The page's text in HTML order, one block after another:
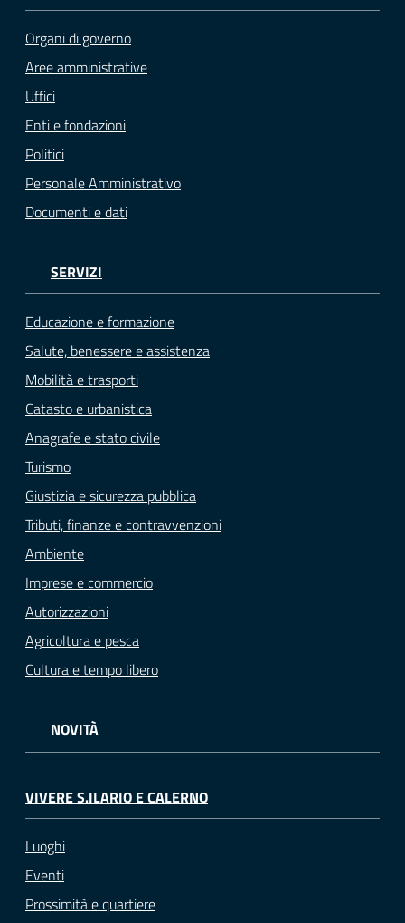
Organi di governo
Aree amministrative
Uffici
Enti e fondazioni
Politici
Personale Amministrativo
Documenti e dati
SERVIZI
Educazione e formazione
Salute, benessere e assistenza
Mobilità e trasporti
Catasto e urbanistica
Anagrafe e stato civile
Turismo
Giustizia e sicurezza pubblica
Tributi, finanze e contravvenzioni
Ambiente
Imprese e commercio
Autorizzazioni
Agricoltura e pesca
Cultura e tempo libero
NOVITÀ
VIVERE S.ILARIO E CALERNO
Luoghi
Eventi
Prossimità e quartiere